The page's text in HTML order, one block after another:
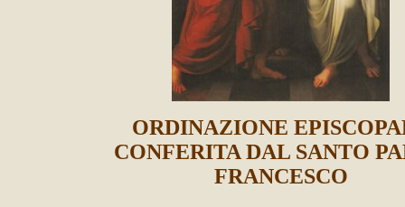
ORDINAZIONE
CONFERITA DAL SANTO
FRANCESCO